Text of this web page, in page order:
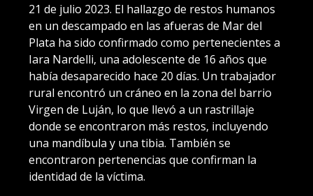
21 de julio 2023. El hallazgo de restos humanos
en un descampado en las afueras de Mar del
Plata ha sido confirmado como pertenecientes a
Iara Nardelli, una adolescente de 16 años que
había desaparecido hace 20 días. Un trabajador
rural encontró un cráneo en la zona del barrio
Virgen de Luján, lo que llevó a un rastrillaje
donde se encontraron más restos, incluyendo
una mandíbula y una tibia. También se
encontraron pertenencias que confirman la
identidad de la víctima.